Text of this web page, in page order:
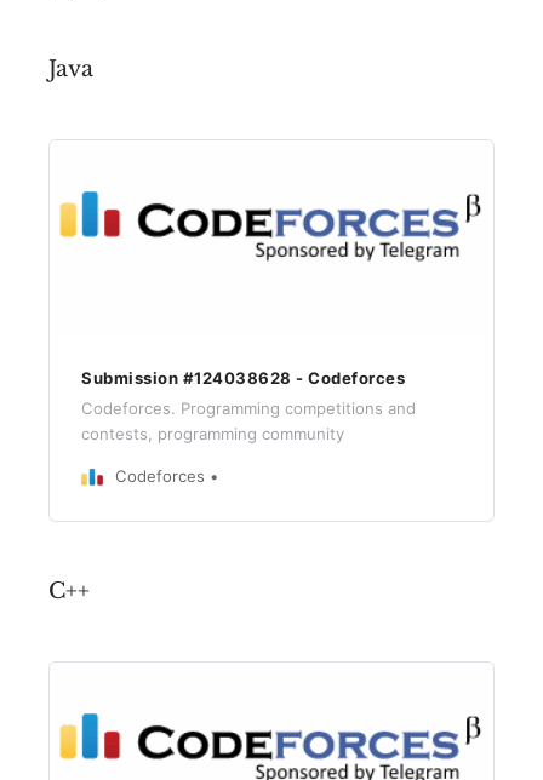
Java
Submission #124038628 - Codeforces
Codeforces. Programming competitions and
contests, programming community
Codeforces
C++